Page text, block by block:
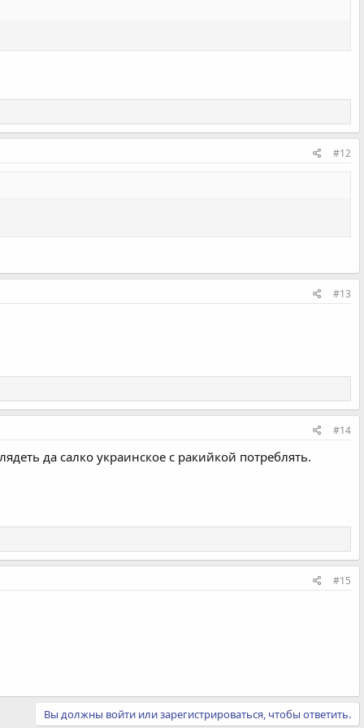
#12
#13
#14
да салко украинское с ракийкой потреблять.
#15
Вы должны войти или зарегистрироваться, чтобы ответить.